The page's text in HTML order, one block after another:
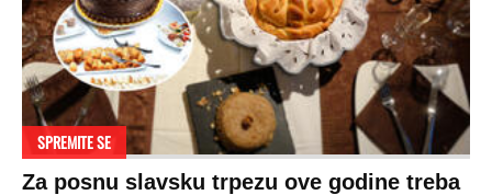
SPREMITE SE
Za posnu slavsku trpezu ove godine treba